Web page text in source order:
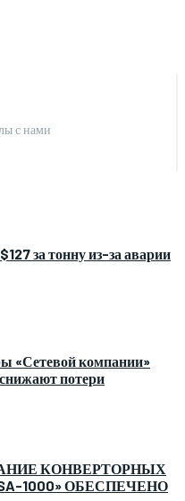
с нами
за тонну из-за аварии
«Сетевой компании»
потери
КОНВЕРТОРНЫХ
1000» ОБЕСПЕЧЕНО